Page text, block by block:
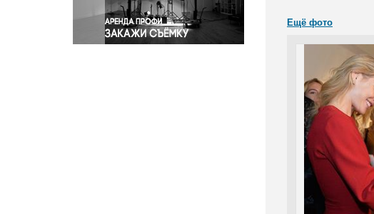
Экономика и бизнес
Ещё фото